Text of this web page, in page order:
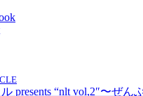
presents “nlt vol,2″〜ぜん